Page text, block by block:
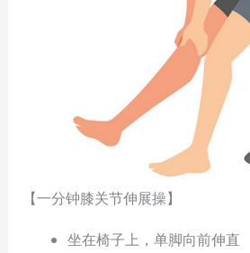
【一分钟膝关节伸展操】
坐在椅子上，单脚向前伸直